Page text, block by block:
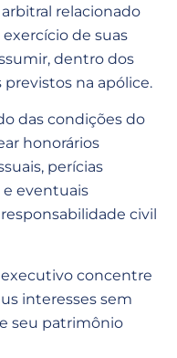
relacionado
de suas
dentro dos
na apólice.
das condições do
honorários
perícias
e eventuais
civil
concentre
interesses sem
seu patrimônio